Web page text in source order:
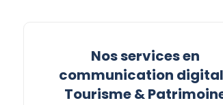
Nos services en
communication
Tourisme &